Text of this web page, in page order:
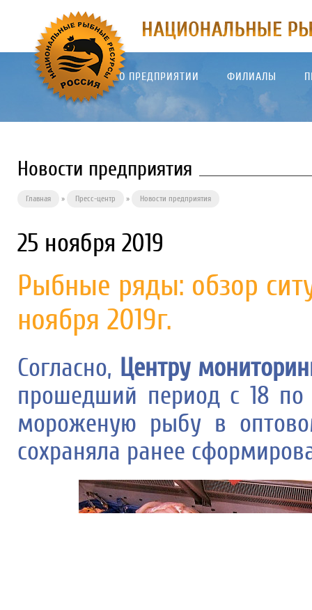
О ПРЕДПРИЯТИИ ФИЛИАЛЫ
Новости предприятия
Главная » Пресс-центр » Новости предприятия
25 ноября 2019
Рыбные ряды: обзор
ноября 2019г.
Согласно, Центру
прошедший период с 18 по
мороженую рыбу в
сохраняла ранее